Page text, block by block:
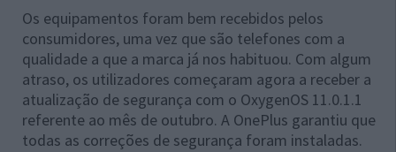
Os equipamentos foram bem recebidos pelos
consumidores, uma vez que são telefones com a
qualidade a que a marca já nos habituou. Com algum
atraso, os utilizadores começaram agora a receber a
atualização de segurança com o OxygenOS 11.0.1.1
referente ao mês de outubro. A OnePlus garantiu que
todas as correções de segurança foram instaladas.